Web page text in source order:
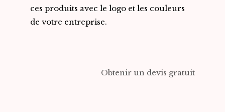
ces produits avec le logo et les couleurs
de votre entreprise.
Obtenir un devis gratuit